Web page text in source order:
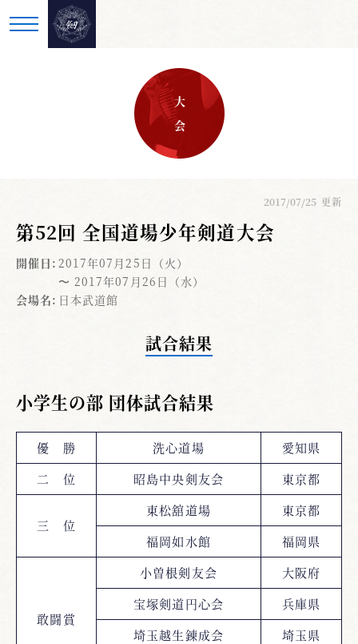
大 会
2017/07/25 更新
第52回 全国道場少年剣道大会
開催日: 2017年07月25日（火）
〜 2017年07月26日（水）
会場名: 日本武道館
試合結果
小学生の部 団体試合結果
優 勝 洗心道場
愛知県
二 位
昭島中央剣友会 東京都
三 位
東松舘道場
東京都
福岡如水館
福岡県
敢闘賞
小曽根剣友会
大阪府
宝塚剣道円心会
兵庫県
埼玉越生錬成会
埼玉県